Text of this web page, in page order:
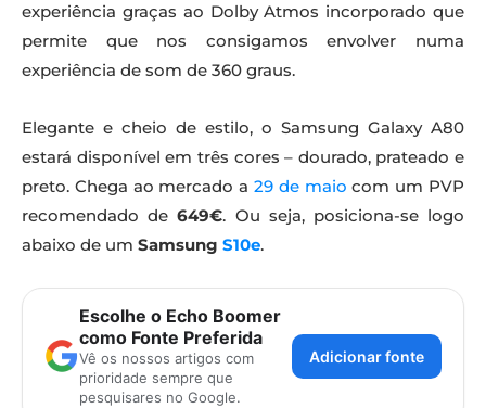
experiência graças ao Dolby Atmos incorporado que
permite que nos consigamos envolver numa
experiência de som de 360 graus.
Elegante e cheio de estilo, o Samsung Galaxy A80
estará disponível em três cores – dourado, prateado e
preto. Chega ao mercado a 29 de maio com um PVP
recomendado de649€. Ou seja, posiciona-se logo
abaixo de um Samsung S10e.
Escolhe o Echo Boomer
como Fonte Preferida
Vê os nossos artigos com
prioridade sempre que
pesquisares no Google.
Adicionar fonte